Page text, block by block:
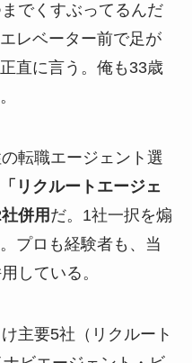
でくすぶってるんだ
レベーター前で足が
直に言う。俺も33歳
転職エージェント選
「リクルートエージェ
併用 だ。1社一択を煽
プロも経験者も、当
している。
主要5社（リクルート